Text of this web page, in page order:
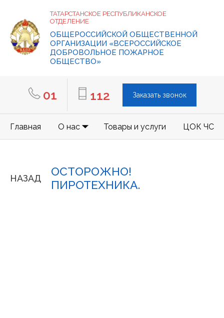
ТАТАРСТАНСКОЕ РЕСПУБЛИКАНСКОЕ
ОТДЕЛЕНИЕ
ОБЩЕРОССИЙСКОЙ ОБЩЕСТВЕННОЙ
ОРГАНИЗАЦИИ «ВСЕРОССИЙСКОЕ
ДОБРОВОЛЬНОЕ ПОЖАРНОЕ
ОБЩЕСТВО»
01 112 Заказать звонок
Главная О нас Товары и услуги ЦОК ЧС
НАЗАД
ОСТОРОЖНО!
ПИРОТЕХНИКА.